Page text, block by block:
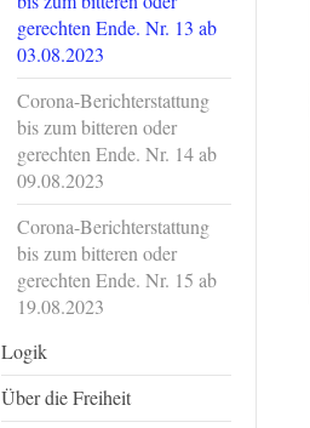
gerechten Ende. Nr. 13 ab
03.08.2023
Corona-Berichterstattung
bis zum bitteren oder
gerechten Ende. Nr. 14 ab
09.08.2023
Corona-Berichterstattung
bis zum bitteren oder
gerechten Ende. Nr. 15 ab
19.08.2023
Logik
Über die Freiheit